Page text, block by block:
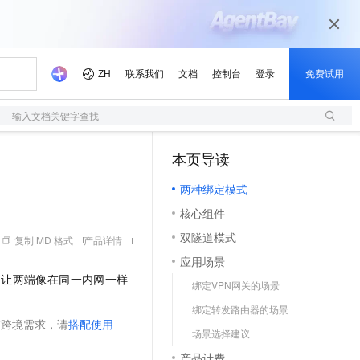
输入文档关键字查找
复制 MD 格式 产品详情
两端像在同一内网一样
境需求，请搭配使用
本页导读
两种绑定模式
核心组件
双隧道模式
应用场景
绑定VPN网关的场景
绑定转发路由器的场景
场景选择建议